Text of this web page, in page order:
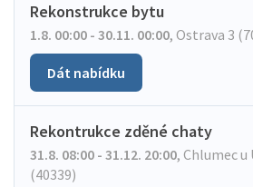
Rekonstrukce bytu
1.8. 00:00 - 30.11. 00:00, Ostrava 3
Dát nabídku
Rekontrukce zděné chaty
31.8. 08:00 - 31.12. 20:00, Chlumec u
(40339)